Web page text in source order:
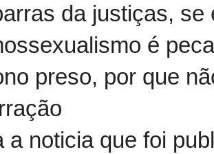
da justiças,
é
preso, por que
a noticia que foi